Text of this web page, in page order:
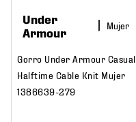
Under
Armour
Mujer
Gorro Under Armour Casual
Halftime Cable Knit Mujer
1386639-279